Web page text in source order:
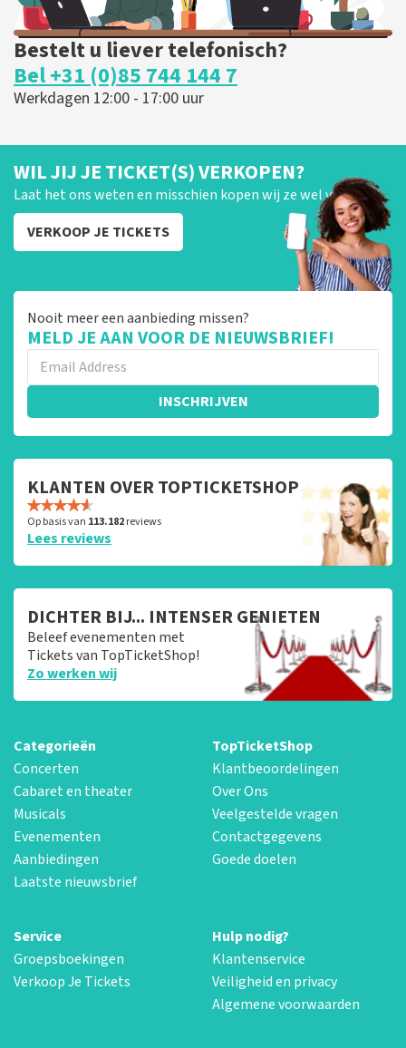
Bestelt u liever telefonisch?
Bel +31 (0)85 744 144 7
Werkdagen 12:00 - 17:00 uur
WIL JIJ JE TICKET(S) VERKOPEN?
Laat het ons weten en misschien kopen wij ze wel van je!
VERKOOP JE TICKETS
Nooit meer een aanbieding missen?
MELD JE AAN VOOR DE NIEUWSBRIEF!
INSCHRIJVEN
KLANTEN OVER TOPTICKETSHOP
Op basis van 113.182reviews
Lees reviews
DICHTER BIJ... INTENSER GENIETEN
Beleef evenementen met
Tickets van TopTicketShop!
Zo werken wij
Categorieën
Concerten
Cabaret en theater
Musicals
Evenementen
Aanbiedingen
Laatste nieuwsbrief
TopTicketShop
Klantbeoordelingen
Over Ons
Veelgestelde vragen
Contactgegevens
Goede doelen
Service
Groepsboekingen
Verkoop Je Tickets
Hulp nodig?
Klantenservice
Veiligheid en privacy
Algemene voorwaarden